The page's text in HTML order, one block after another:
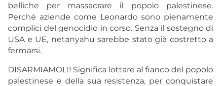
belliche per massacrare il popolo palestinese.
Perché aziende come Leonardo sono pienamente
complici del genocidio in corso. Senza il sostegno di
USA e UE, netanyahu sarebbe stato già costretto a
fermarsi.
DISARMIAMOLI! Significa lottare al fianco del popolo
palestinese e della sua resistenza, per conquistare